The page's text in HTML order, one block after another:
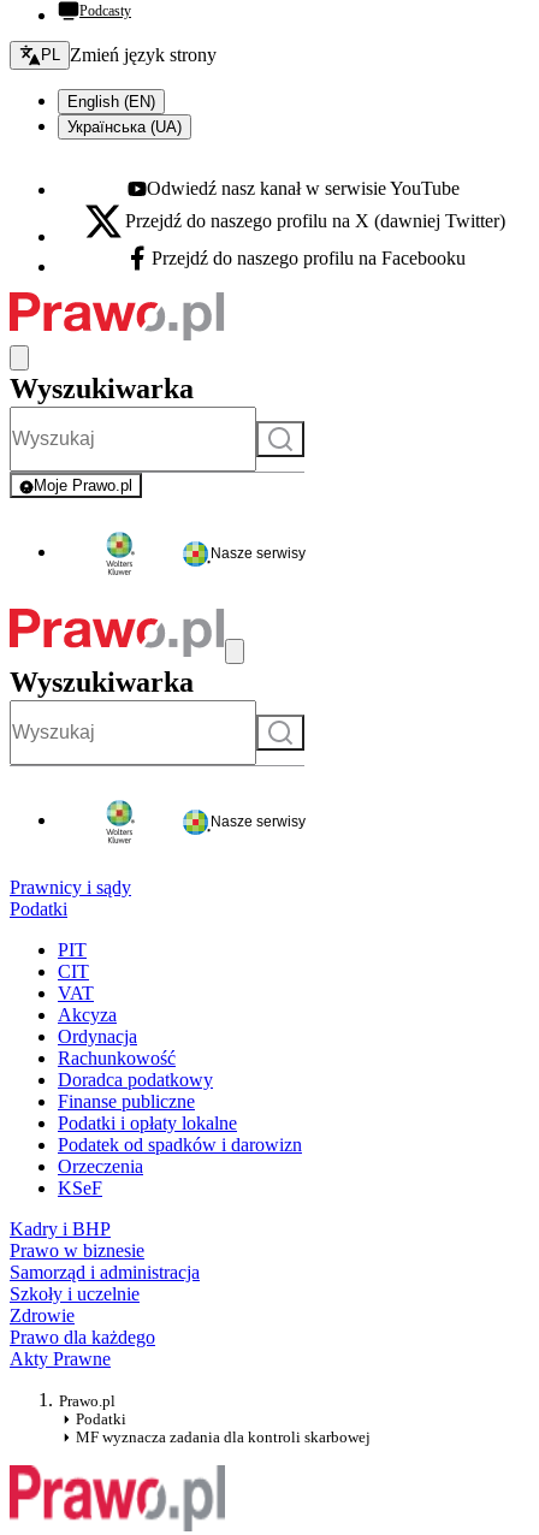
Podcasty
Zmień język - bieżący:
PL Zmień język strony
English (EN)
Українська (UA)
Youtube - otwiera się w nowej karcie
Odwiedź nasz kanał w serwisie YouTube
X - otwiera się w nowej karcie
Przejdź do naszego profilu na X (dawniej Twitter)
Facebook - otwiera się w nowej karcie
Przejdź do naszego profilu na Facebooku
Wyszukiwarka
Szukaj
Moje Prawo.pl
- rejestracja i logowanie do serwisu
Nasze serwisy
Wyszukiwarka
Szukaj
Nasze serwisy
Prawnicy i sądy
Podatki
PIT
CIT
VAT
Akcyza
Ordynacja
Rachunkowość
Doradca podatkowy
Finanse publiczne
Podatki i opłaty lokalne
Podatek od spadków i darowizn
Orzeczenia
KSeF
Kadry i BHP
Prawo w biznesie
Samorząd i administracja
Szkoły i uczelnie
Zdrowie
Prawo dla każdego
Akty Prawne
Prawo.pl
Podatki
MF wyznacza zadania dla kontroli skarbowej